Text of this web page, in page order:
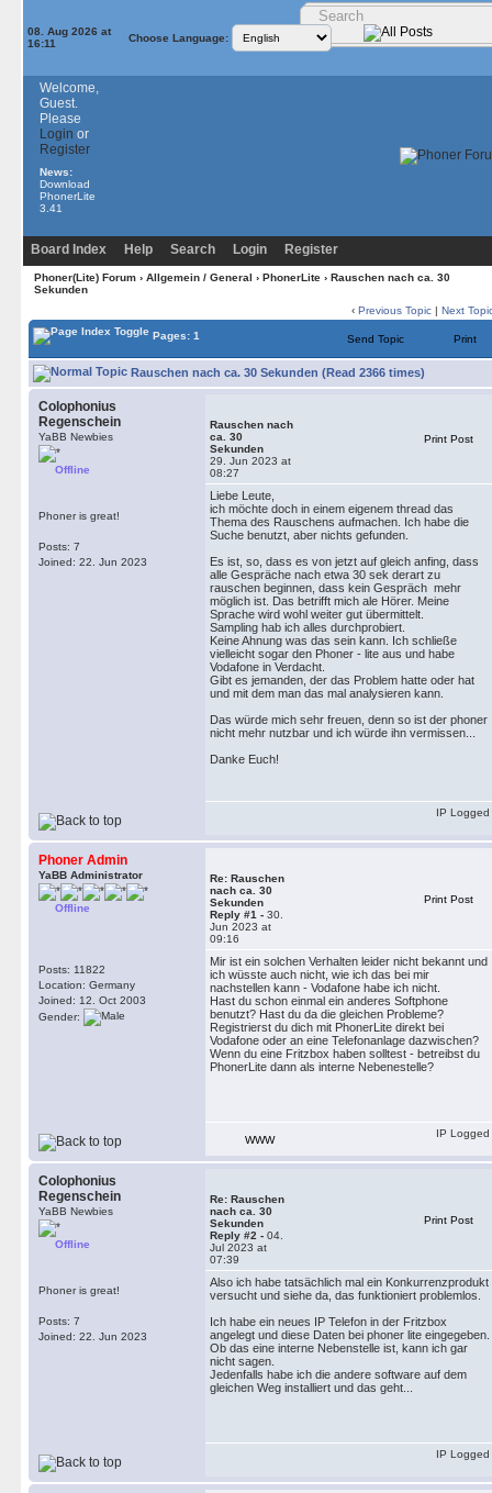
08. Aug 2026 at
16:11
Choose Language:
Welcome,
Guest.
Please
Login or
Register
News:
Download
PhonerLite
3.41
Board Index Help Search Login Register
Phoner(Lite) Forum› Allgemein / General › PhonerLite› Rauschen nach ca. 30
Sekunden
‹ Previous Topic | Next
Pages: 1 Send Topic Print
Rauschen nach ca. 30 Sekunden (Read 2366 times)
Colophonius
Regenschein
YaBB Newbies
Offline
Phoner is great!
Posts: 7
Joined: 22. Jun 2023
Rauschen nach
ca. 30
Sekunden
29. Jun 2023 at
08:27
Print Post
Liebe Leute,
ich möchte doch in einem eigenem thread das
Thema des Rauschens aufmachen. Ich habe die
Suche benutzt, aber nichts gefunden.
Es ist, so, dass es von jetzt auf gleich anfing, dass
alle Gespräche nach etwa 30 sek derart zu
rauschen beginnen, dass kein Gespräch mehr
möglich ist. Das betrifft mich ale Hörer. Meine
Sprache wird wohl weiter gut übermittelt.
Sampling hab ich alles durchprobiert.
Keine Ahnung was das sein kann. Ich schließe
vielleicht sogar den Phoner - lite aus und habe
Vodafone in Verdacht.
Gibt es jemanden, der das Problem hatte oder hat
und mit dem man das mal analysieren kann.
Das würde mich sehr freuen, denn so ist der phoner
nicht mehr nutzbar und ich würde ihn vermissen...
Danke Euch!
IP Logged
Phoner Admin
YaBB Administrator
Offline
Posts: 11822
Location: Germany
Joined: 12. Oct 2003
Gender:
Re: Rauschen
nach ca. 30
Sekunden
Reply #1 - 30.
Jun 2023 at
09:16
Print Post
Mir ist ein solchen Verhalten leider nicht bekannt und
ich wüsste auch nicht, wie ich das bei mir
nachstellen kann - Vodafone habe ich nicht.
Hast du schon einmal ein anderes Softphone
benutzt? Hast du da die gleichen Probleme?
Registrierst du dich mit PhonerLite direkt bei
Vodafone oder an eine Telefonanlage dazwischen?
Wenn du eine Fritzbox haben solltest - betreibst du
PhonerLite dann als interne Nebenestelle?
WWW
IP Logged
Colophonius
Regenschein
YaBB Newbies
Offline
Phoner is great!
Posts: 7
Joined: 22. Jun 2023
Re: Rauschen
nach ca. 30
Sekunden
Reply #2 - 04.
Jul 2023 at
07:39
Print Post
Also ich habe tatsächlich mal ein Konkurrenzprodukt
versucht und siehe da, das funktioniert problemlos.
Ich habe ein neues IP Telefon in der Fritzbox
angelegt und diese Daten bei phoner lite eingegeben.
Ob das eine interne Nebenstelle ist, kann ich gar
nicht sagen.
Jedenfalls habe ich die andere software auf dem
gleichen Weg installiert und das geht...
IP Logged